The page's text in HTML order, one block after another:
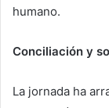
humano.
Conciliación y
La jornada ha